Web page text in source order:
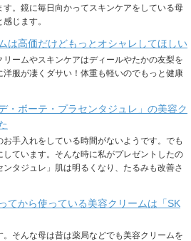
。鏡に毎日向かってスキンケアをしている母
じます。
は高価だけどもっとオシャレしてほしい
リームやスキンケアはディールやたかの友梨を
服が凄くダサい！体重も軽いのでもっと健康
・ボーテ・プラセンタジュレ」の美容ク
手入れをしている時間がないようです。でも
ています。そんな時に私がプレゼントしたの
タジュレ」肌は明るくなり、たるみも改善さ
てから使っている美容クリームは「SK
そんな母は昔は薬局などでも美容クリームを